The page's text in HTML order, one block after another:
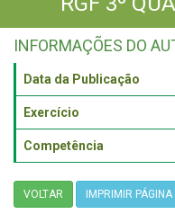
INFORMAÇÕES DO
Data da Publicação
Exercício
Competência
VOLTAR IMPRIMIR PÁGINA